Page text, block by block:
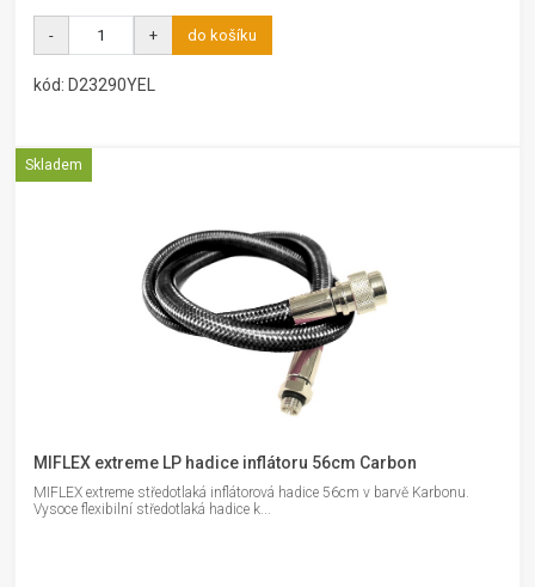
- + do košíku
kód: D23290YEL
Skladem
MIFLEX extreme LP hadice inflátoru 56cm Carbon
MIFLEX extreme středotlaká inflátorová hadice 56cm v barvě Karbonu.
Vysoce flexibilní středotlaká hadice k...